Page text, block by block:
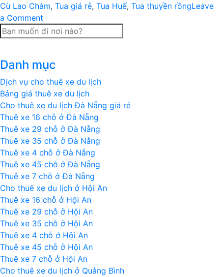
Cù Lao Chàm, Tua giá rẻ, Tua Huế, Tua thuyền rồngLeave
a Comment
Tour
ghép
gói
Đà
Nẵng
Cù
Lao
Chàm
–
Bà
Nà
Huế
3
ngày
2
đêm
Danh mục
Dịch vụ cho thuê xe du lịch
Bảng giá thuê xe du lịch
Cho thuê xe du lịch Đà Nẵng giá rẻ
Thuê xe 16 chỗ ở Đà Nẵng
Thuê xe 29 chỗ ở Đà Nẵng
Thuê xe 35 chỗ ở Đà Nẵng
Thuê xe 4 chỗ ở Đà Nẵng
Thuê xe 45 chỗ ở Đà Nẵng
Thuê xe 7 chỗ ở Đà Nẵng
Cho thuê xe du lịch ở Hội An
Thuê xe 16 chỗ ở Hội An
Thuê xe 29 chỗ ở Hội An
Thuê xe 35 chỗ ở Hội An
Thuê xe 4 chỗ ở Hội An
Thuê xe 45 chỗ ở Hội An
Thuê xe 7 chỗ ở Hội An
Cho thuê xe du lịch ở Quảng Bình